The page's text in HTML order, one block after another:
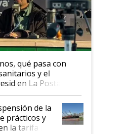
qué pasa con
y el
en La Posta
de la
prácticos y
la tarifa de